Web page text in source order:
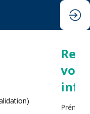
vos
Prénom